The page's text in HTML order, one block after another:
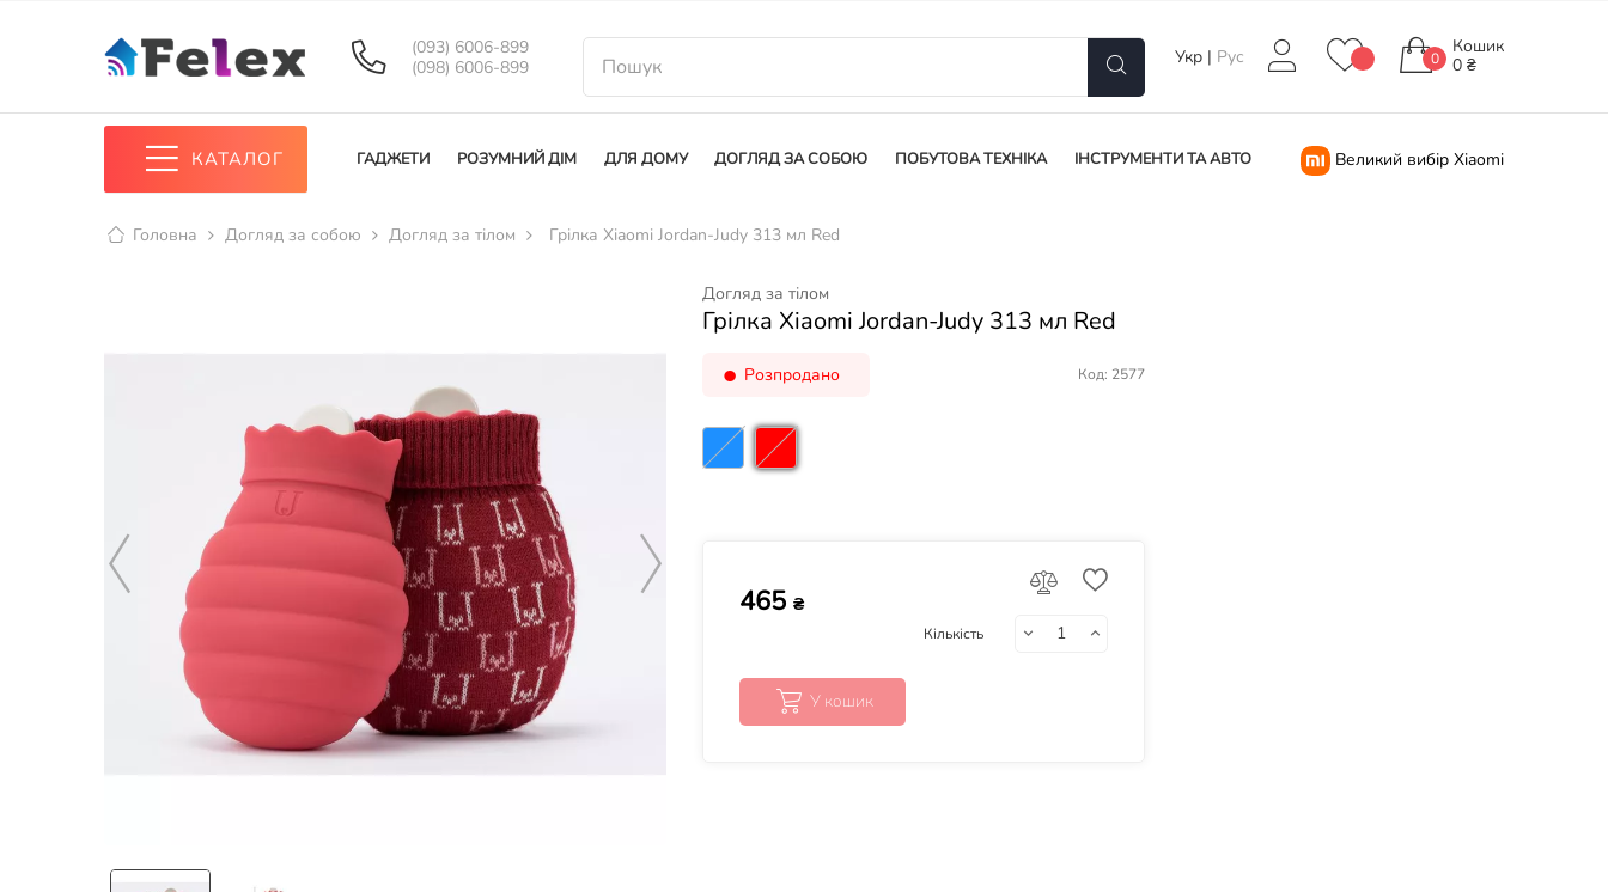
(093) 6006-899
(098) 6006-899
Укр | Рус 0
Кошик
0 ₴
КАТАЛОГ ГАДЖЕТИ РОЗУМНИЙ ДІМ ДЛЯ ДОМУ ДОГЛЯД ЗА СОБОЮ ПОБУТОВА ТЕХНІКА ІНСТРУМЕНТИ ТА АВТО Великий вибір Xiaomi
Головна Догляд за собою Догляд за тілом Грілка Xiaomi Jordan-Judy 313 мл Red
Догляд за тілом
Грілка Xiaomi Jordan-Judy 313 мл Red
Розпродано Код: 2577
465 ₴
Кількість
У кошик